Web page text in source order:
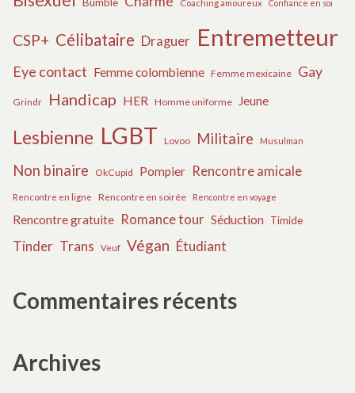
Bumble Coaching amoureux Confiance en soi
CSP+ Célibataire Draguer Entremetteur
Eye contact Femme colombienne Femme mexicaine Gay
Grindr Handicap HER Homme uniforme Jeune
Lesbienne LGBT Lovoo Militaire Musulman
Non binaire OkCupid Pompier Rencontre amicale
Rencontre en ligne Rencontre en soirée Rencontre en voyage
Rencontre gratuite Romance tour Séduction Timide
Tinder Trans Veuf Végan Étudiant
Commentaires récents
Archives